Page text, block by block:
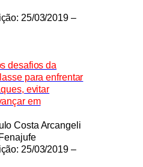
25/03/2019 –
desafios da
para enfrentar
evitar
em
Costa Arcangeli
25/03/2019 –